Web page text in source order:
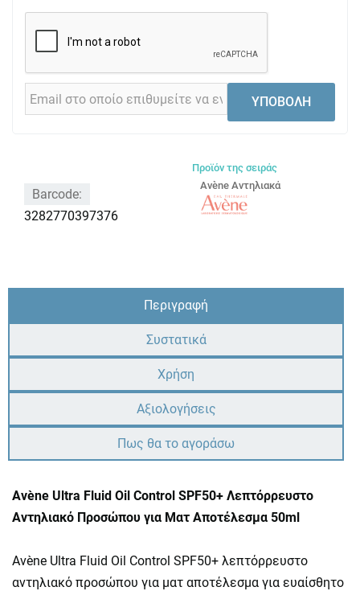
ΥΠΟΒΟΛΗ
Barcode:
3282770397376
Προϊόν της σειράς
Avène Αντηλιακά
Περιγραφή
Συστατικά
Χρήση
Αξιολογήσεις
Πως θα το αγοράσω
Avène Ultra Fluid Οil Control SPF50+ Λεπτόρρευστο
Αντηλιακό Προσώπου για Ματ Αποτέλεσμα 50ml
Avène Ultra Fluid Οil Control SPF50+ λεπτόρρευστο
αντηλιακό προσώπου για ματ αποτέλεσμα για ευαίσθητο